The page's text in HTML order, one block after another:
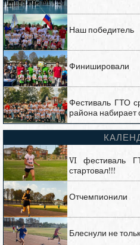
Наш победитель
Финишировали
Фестиваль ГТО
района набирает
VI фестиваль
стартовал!!!
Отчемпионили
Блеснули не